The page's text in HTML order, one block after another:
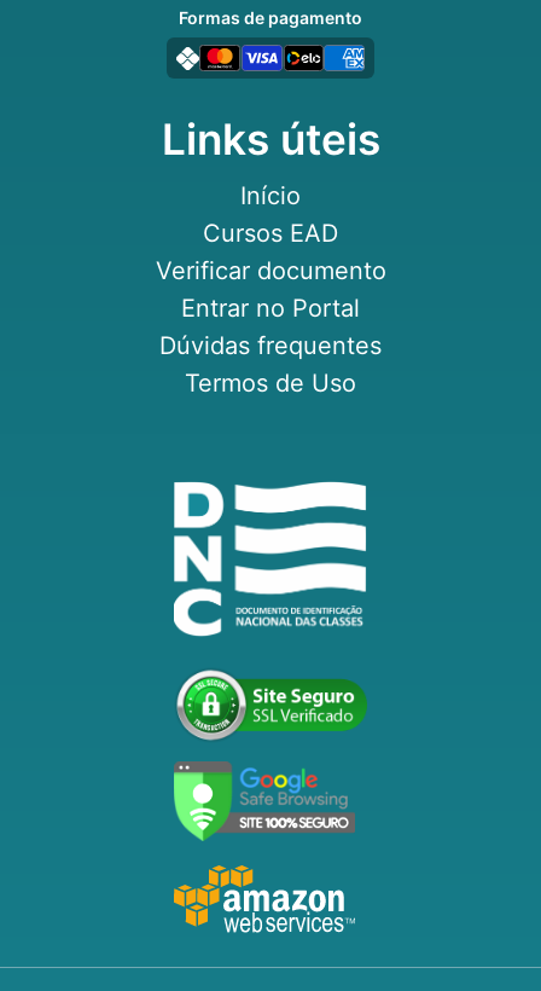
Links úteis
Início
Cursos EAD
Verificar documento
Entrar no Portal
Dúvidas frequentes
Termos de Uso
Formas de pagamento